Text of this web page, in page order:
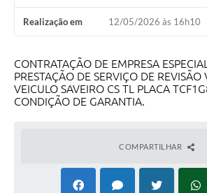
Serviços Online
Telefones Úteis
Enquete
Realização em 12/05/2026 às 16h10
CONTRATAÇÃO DE EMPRESA
PRESTAÇÃO DE SERVIÇO DE
VEICULO SAVEIRO CS TL PLACA
CONDIÇÃO DE GARANTIA.
COMPARTILHAR